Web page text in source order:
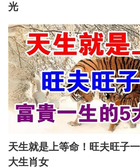
光
天生就是上等命！旺夫旺子
大生肖女